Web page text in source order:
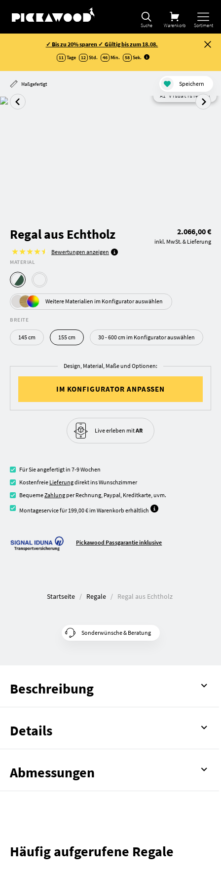
Suche Warenkorb Sortiment
✓ Bis zu 20% sparen ✓ Gültig bis zum 18.08.
11 Tage 12 Std. 46 Min. 58 Sek.
Maßgefertigt Speichern
AI Visualisierung
Regal aus Echtholz
Bewertungen anzeigen
2.066,00 €
inkl. MwSt. & Lieferung
MATERIAL
Weitere Materialien im Konfigurator auswählen
BREITE
145 cm 155 cm 30 - 600 cm im Konfigurator auswählen
Design, Material, Maße und Optionen:
IM KONFIGURATOR ANPASSEN
Live erleben mitAR
Für Sie angefertigt in 7-9 Wochen
Kostenfreie Lieferungdirekt ins Wunschzimmer
BequemeZahlung per Rechnung, Paypal, Kreditkarte, uvm.
Montageservice für 199,00 € im Warenkorb erhältlich
Pickawood Passgarantie inklusive
Startseite Regale Regal aus Echtholz
Sonderwünsche & Beratung
Beschreibung
Details
Abmessungen
Häufig aufgerufene Regale